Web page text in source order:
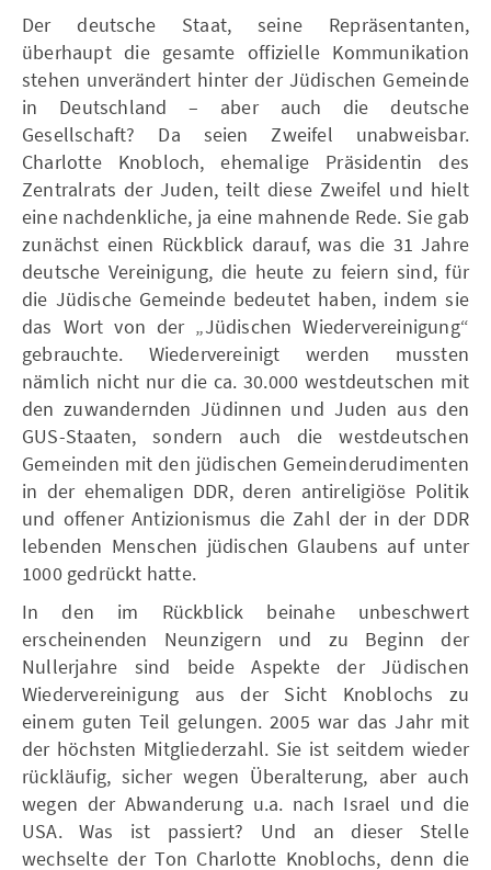
Der deutsche Staat, seine Repräsentanten,
überhaupt die gesamte offizielle Kommunikation
stehen unverändert hinter der Jüdischen Gemeinde
in Deutschland – aber auch die deutsche
Gesellschaft? Da seien Zweifel unabweisbar.
Charlotte Knobloch, ehemalige Präsidentin des
Zentralrats der Juden, teilt diese Zweifel und hielt
eine nachdenkliche, ja eine mahnende Rede. Sie gab
zunächst einen Rückblick darauf, was die 31 Jahre
deutsche Vereinigung, die heute zu feiern sind, für
die Jüdische Gemeinde bedeutet haben, indem sie
das Wort von der „Jüdischen Wiedervereinigung“
gebrauchte. Wiedervereinigt werden mussten
nämlich nicht nur die ca. 30.000 westdeutschen mit
den zuwandernden Jüdinnen und Juden aus den
GUS-Staaten, sondern auch die westdeutschen
Gemeinden mit den jüdischen Gemeinderudimenten
in der ehemaligen DDR, deren antireligiöse Politik
und offener Antizionismus die Zahl der in der DDR
lebenden Menschen jüdischen Glaubens auf unter
1000 gedrückt hatte.
In den im Rückblick beinahe unbeschwert
erscheinenden Neunzigern und zu Beginn der
Nullerjahre sind beide Aspekte der Jüdischen
Wiedervereinigung aus der Sicht Knoblochs zu
einem guten Teil gelungen. 2005 war das Jahr mit
der höchsten Mitgliederzahl. Sie ist seitdem wieder
rückläufig, sicher wegen Überalterung, aber auch
wegen der Abwanderung u.a. nach Israel und die
USA. Was ist passiert? Und an dieser Stelle
wechselte der Ton Charlotte Knoblochs, denn die